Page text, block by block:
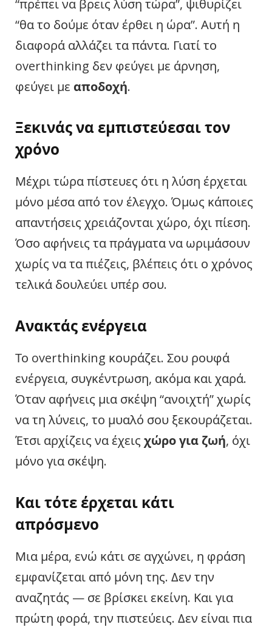
“πρέπει να βρεις λύση τώρα”, ψιθυρίζει
“θα το δούμε όταν έρθει η ώρα”. Αυτή η
διαφορά αλλάζει τα πάντα. Γιατί το
overthinking δεν φεύγει με άρνηση,
φεύγει με αποδοχή.
Ξεκινάς να εμπιστεύεσαι τον
χρόνο
Μέχρι τώρα πίστευες ότι η λύση έρχεται
μόνο μέσα από τον έλεγχο. Όμως κάποιες
απαντήσεις χρειάζονται χώρο, όχι πίεση.
Όσο αφήνεις τα πράγματα να ωριμάσουν
χωρίς να τα πιέζεις, βλέπεις ότι ο χρόνος
τελικά δουλεύει υπέρ σου.
Ανακτάς ενέργεια
Το overthinking κουράζει. Σου ρουφά
ενέργεια, συγκέντρωση, ακόμα και χαρά.
Όταν αφήνεις μια σκέψη “ανοιχτή” χωρίς
να τη λύνεις, το μυαλό σου ξεκουράζεται.
Έτσι αρχίζεις να έχεις χώρο για ζωή, όχι
μόνο για σκέψη.
Και τότε έρχεται κάτι
απρόσμενο
Μια μέρα, ενώ κάτι σε αγχώνει, η φράση
εμφανίζεται από μόνη της. Δεν την
αναζητάς — σε βρίσκει εκείνη. Και για
πρώτη φορά, την πιστεύεις. Δεν είναι πια